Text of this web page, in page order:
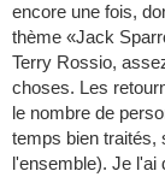
encore une fois,
thème «Jack
Terry Rossio,
choses. Les
le nombre de
temps bien traités,
l'ensemble). Je l'ai